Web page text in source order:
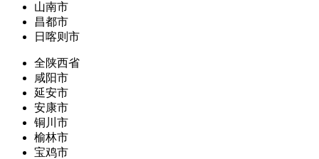
山南市
昌都市
日喀则市
全陕西省
咸阳市
延安市
安康市
铜川市
榆林市
宝鸡市